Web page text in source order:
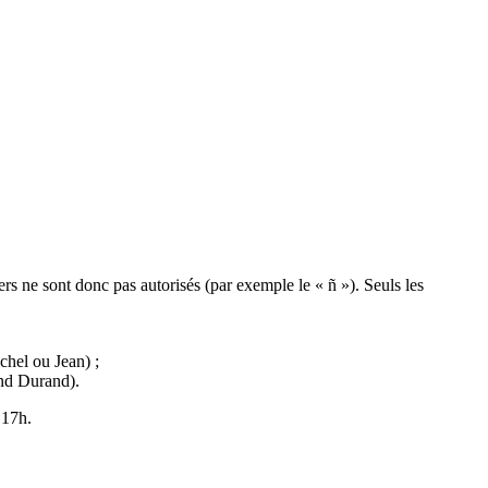
ne sont donc pas autorisés (par exemple le « ñ »). Seuls les
ou Jean) ;
Durand).